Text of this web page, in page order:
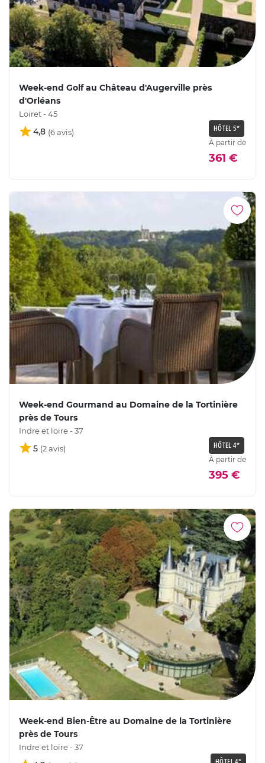
Week-end Golf au Château d'Augerville près
d'Orléans
Loiret - 45
4,8 HÔTEL 5*
À partir de
361 €
Week-end Gourmand au Domaine de la Tortinière
près de Tours
Indre et loire - 37
5 HÔTEL 4*
À partir de
395 €
Week-end Bien-Être au Domaine de la Tortinière
près de Tours
Indre et loire - 37